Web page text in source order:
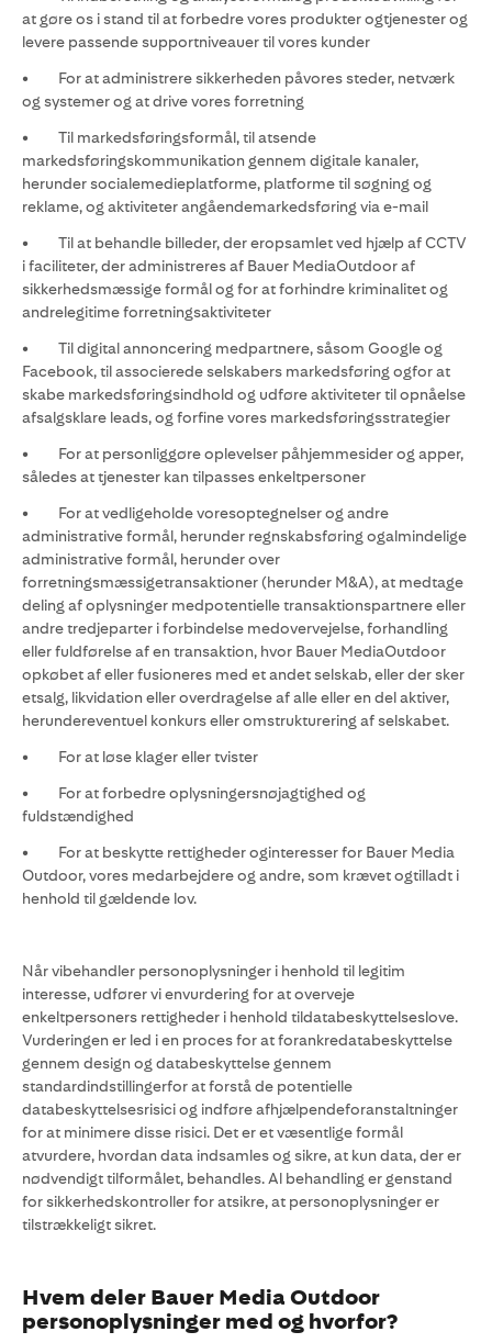
at gøre os i stand til at forbedre vores produkter ogtjenester og
levere passende supportniveauer til vores kunder
• For at administrere sikkerheden påvores steder, netværk
og systemer og at drive vores forretning
• Til markedsføringsformål, til atsende
markedsføringskommunikation gennem digitale kanaler,
herunder socialemedieplatforme, platforme til søgning og
reklame, og aktiviteter angåendemarkedsføring via e-mail
• Til at behandle billeder, der eropsamlet ved hjælp af CCTV
i faciliteter, der administreres af Bauer MediaOutdoor af
sikkerhedsmæssige formål og for at forhindre kriminalitet og
andrelegitime forretningsaktiviteter
• Til digital annoncering medpartnere, såsom Google og
Facebook, til associerede selskabers markedsføring ogfor at
skabe markedsføringsindhold og udføre aktiviteter til opnåelse
afsalgsklare leads, og forfine vores markedsføringsstrategier
• For at personliggøre oplevelser påhjemmesider og apper,
således at tjenester kan tilpasses enkeltpersoner
• For at vedligeholde voresoptegnelser og andre
administrative formål, herunder regnskabsføring ogalmindelige
administrative formål, herunder over
forretningsmæssigetransaktioner (herunder M&A), at medtage
deling af oplysninger medpotentielle transaktionspartnere eller
andre tredjeparter i forbindelse medovervejelse, forhandling
eller fuldførelse af en transaktion, hvor Bauer MediaOutdoor
opkøbet af eller fusioneres med et andet selskab, eller der sker
etsalg, likvidation eller overdragelse af alle eller en del aktiver,
herundereventuel konkurs eller omstrukturering af selskabet.
• For at løse klager eller tvister
• For at forbedre oplysningersnøjagtighed og
fuldstændighed
• For at beskytte rettigheder oginteresser for Bauer Media
Outdoor, vores medarbejdere og andre, som krævet ogtilladt i
henhold til gældende lov.
Når vibehandler personoplysninger i henhold til legitim
interesse, udfører vi envurdering for at overveje
enkeltpersoners rettigheder i henhold tildatabeskyttelseslove.
Vurderingen er led i en proces for at forankredatabeskyttelse
gennem design og databeskyttelse gennem
standardindstillingerfor at forstå de potentielle
databeskyttelsesrisici og indføre afhjælpendeforanstaltninger
for at minimere disse risici. Det er et væsentlige formål
atvurdere, hvordan data indsamles og sikre, at kun data, der er
nødvendigt tilformålet, behandles. Al behandling er genstand
for sikkerhedskontroller for atsikre, at personoplysninger er
tilstrækkeligt sikret.
Hvem deler Bauer Media Outdoor
personoplysninger med og hvorfor?